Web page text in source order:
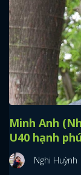
Minh Anh
U40 hạnh
Nghi Huỳnh